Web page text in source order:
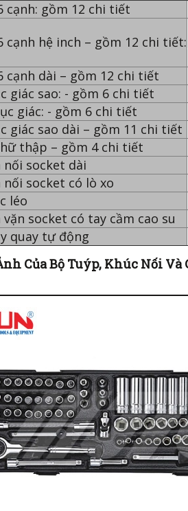
cạnh: gồm 12 chi tiết
cạnh hệ inch – gồm 12 chi tiết:
cạnh dài – gồm 12 chi tiết
giác sao: - gồm 6 chi tiết
giác: - gồm 6 chi tiết
giác sao dài – gồm 11 chi tiết
thập – gồm 4 chi tiết
nối socket dài
nối socket có lò xo
léo
vặn socket có tay cầm cao su
quay tự động
Của Bộ Tuýp, Khúc Nối Và